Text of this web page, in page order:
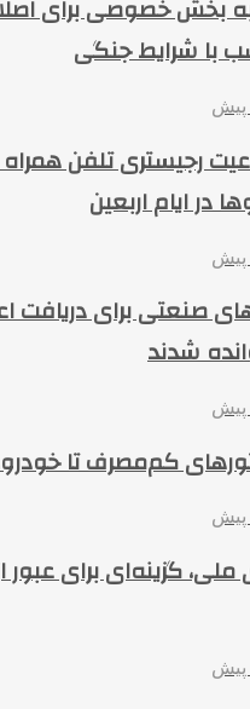
بخش خصوصی برای
با شرایط جنگی
رجیستری تلفن
در ایام اربعین
صنعتی برای دریافت
شدند
کم‌مصرف تا
ملی، گزینه‌ای برای